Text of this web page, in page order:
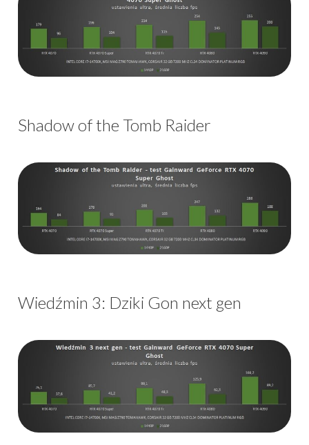
Shadow of the Tomb Raider
Wiedźmin 3: Dziki Gon next gen